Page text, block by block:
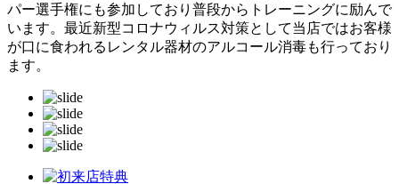
パー選手権にも参加しており普段からトレーニングに励んで
います。最近新型コロナウィルス対策として当店ではお客様
が口に食われるレンタル器材のアルコール消毒も行っており
ます。